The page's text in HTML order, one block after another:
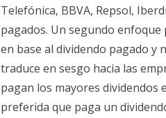
Telefónica, BBVA, Repsol,
pagados. Un segundo
en base al dividendo pagado y
traduce en sesgo hacia las
pagan los mayores dividendos
preferida que paga un